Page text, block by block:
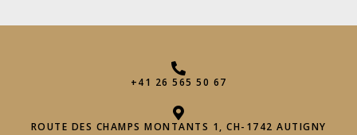
+41 26 565 50 67
ROUTE DES CHAMPS MONTANTS 1, CH-1742 AUTIGNY